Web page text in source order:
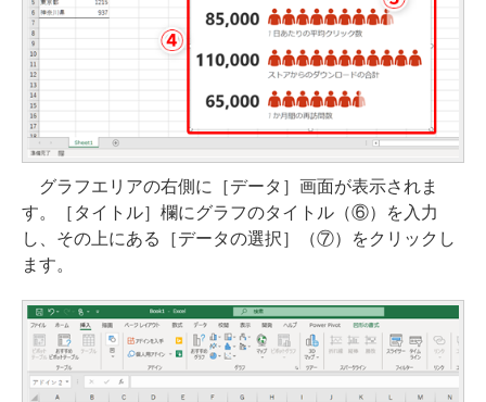
グラフエリアの右側に［データ］画面が表示されま
す。［タイトル］欄にグラフのタイトル（⑥）を入力
し、その上にある［データの選択］（⑦）をクリックし
ます。